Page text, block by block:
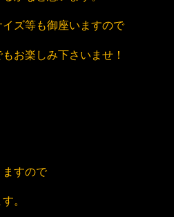
ズ等も御座いますので
お楽しみ下さいませ！
すので
。